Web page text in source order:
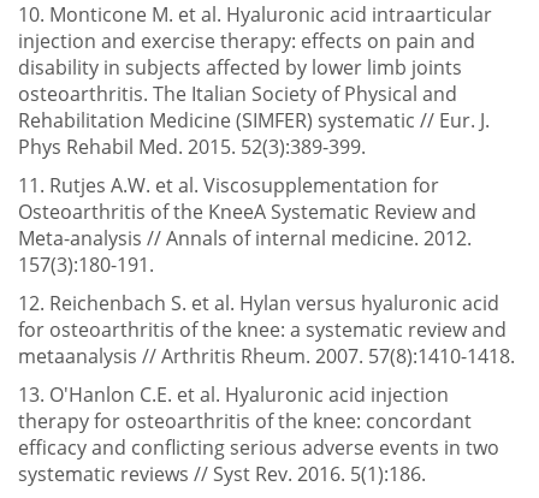
10. Monticone M. et al. Hyaluronic acid intraarticular
injection and exercise therapy: effects on pain and
disability in subjects affected by lower limb joints
osteoarthritis. The Italian Society of Physical and
Rehabilitation Medicine (SIMFER) systematic // Eur. J.
Phys Rehabil Med. 2015. 52(3):389-399.
11. Rutjes A.W. et al. Viscosupplementation for
Osteoarthritis of the KneeA Systematic Review and
Meta-analysis // Annals of internal medicine. 2012.
157(3):180-191.
12. Reichenbach S. et al. Hylan versus hyaluronic acid
for osteoarthritis of the knee: a systematic review and
metaanalysis // Arthritis Rheum. 2007. 57(8):1410-1418.
13. O'Hanlon C.E. et al. Hyaluronic acid injection
therapy for osteoarthritis of the knee: concordant
efficacy and conflicting serious adverse events in two
systematic reviews // Syst Rev. 2016. 5(1):186.